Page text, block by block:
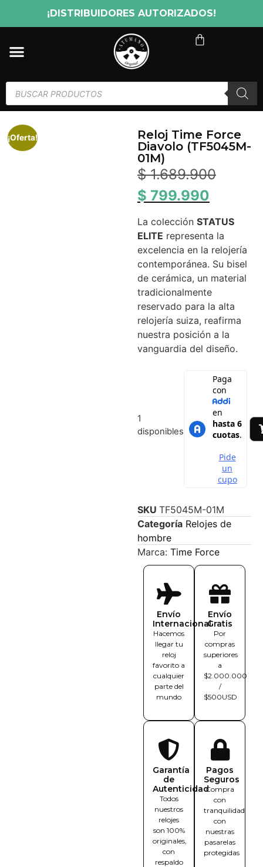
¡DISTRIBUIDORES AUTORIZADOS!
¡Oferta!
Reloj Time Force
Diavolo (TF5045M-
01M)
$1.689.900
$ 799.990
La colección STATUS
ELITE representa la
excelencia en la relojería
contemporánea. Su bisel
de cerámica, un material
tradicionalmente
reservado para la alta
relojería suiza, reafirma
nuestra posición a la
vanguardia del diseño.
1
disponibles
SKU TF5045M-01M
Categoría Relojes de
hombre
Marca: Time Force
Envío
Internacional
Hacemos
llegar tu
reloj
favorito a
cualquier
parte del
mundo
Envío
Gratis
Por
compras
superiores
a
$2.000.000
/
$500USD
Garantía
de
Autenticidad
Todos
nuestros
relojes
son 100%
originales,
con
respaldo
Pagos
Seguros
Compra
con
tranquilidad
con
nuestras
pasarelas
protegidas